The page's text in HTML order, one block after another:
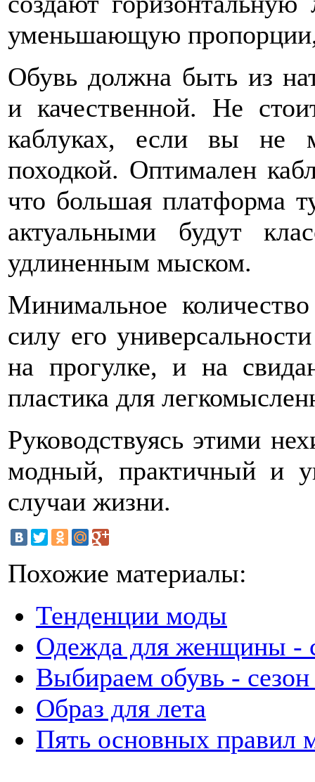
уменьшающую
Обувь должна быть из
и качественной. Не
каблуках, если вы не
походкой. Оптимален
что большая платформа
актуальными будут
удлиненным мыском.
Минимальное
силу его
на прогулке, и на
пластика для
Руководствуясь этими
модный, практичный и
случаи жизни.
Похожие материалы:
Тенденции моды
Одежда для женщины -
Выбираем обувь -
Образ для лета
Пять основных правил